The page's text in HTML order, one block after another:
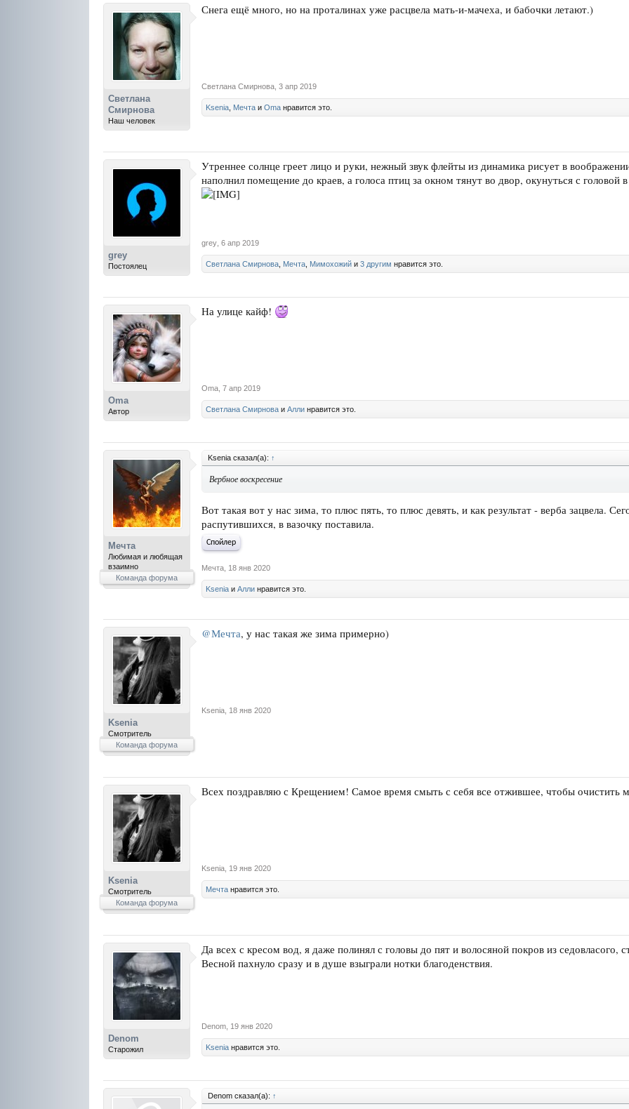
Светлана
Смирнова
Наш человек
Снега ещё много, но на проталинах уже расцвела мать-и-мачеха, и бабочки летают.)
Светлана Смирнова 3 апр 2019
Ksenia Мечта и Oma нравится это.
grey
Постоялец
Утреннее солнце греет лицо и руки, нежный звук флейты из динамика рисует в
наполнил помещение до краев, а голоса птиц за окном тянут во двор, окунуться с головой
grey 6 апр 2019
Светлана Смирнова Мечта Мимохожий и 3 другим нравится это.
Oma
Автор
На улице кайф!
Oma 7 апр 2019
Светлана Смирнова и Алли нравится это.
Мечта
Любимая и любящая
взаимно
Команда форума
Ksenia сказал(а): ↑
Вербное воскресение
Вот такая вот у нас зима, то плюс пять, то плюс девять, и как результат - верба зацвела.
распутившихся, в вазочку поставила.
Спойлер
Мечта 18 янв 2020
Ksenia и Алли нравится это.
Ksenia
Смотритель
Команда форума
@Мечта, у нас такая же зима примерно)
Ksenia 18 янв 2020
Ksenia
Смотритель
Команда форума
Всех поздравляю с Крещением! Самое время смыть с себя все отжившее, чтобы очистить
Ksenia 19 янв 2020
Мечта нравится это.
Denom
Старожил
Да всех с кресом вод, я даже полинял с головы до пят и волосяной покров из седовласого,
Весной пахнуло сразу и в душе взыграли нотки благоденствия.
Denom 19 янв 2020
Ksenia нравится это.
Denom сказал(а): ↑